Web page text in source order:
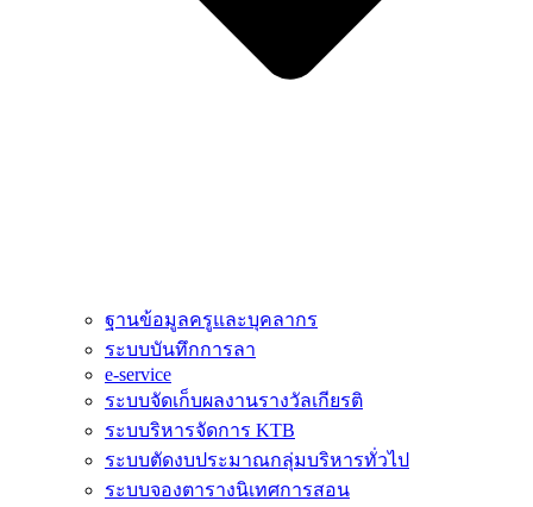
ฐานข้อมูลครูและบุคลากร
ระบบบันทึกการลา
e-service
ระบบจัดเก็บผลงานรางวัลเกียรติ
ระบบริหารจัดการ KTB
ระบบตัดงบประมาณกลุ่มบริหารทั่วไป
ระบบจองตารางนิเทศการสอน